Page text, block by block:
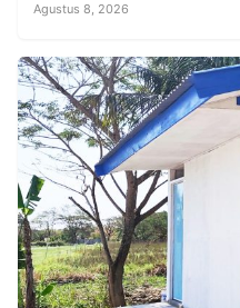
Agustus 8, 2026